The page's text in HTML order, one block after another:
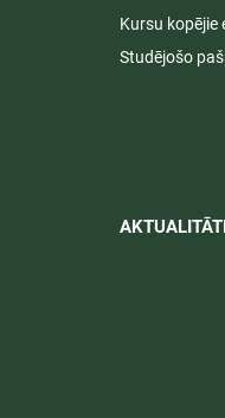
Kursu kopējie
Studējošo